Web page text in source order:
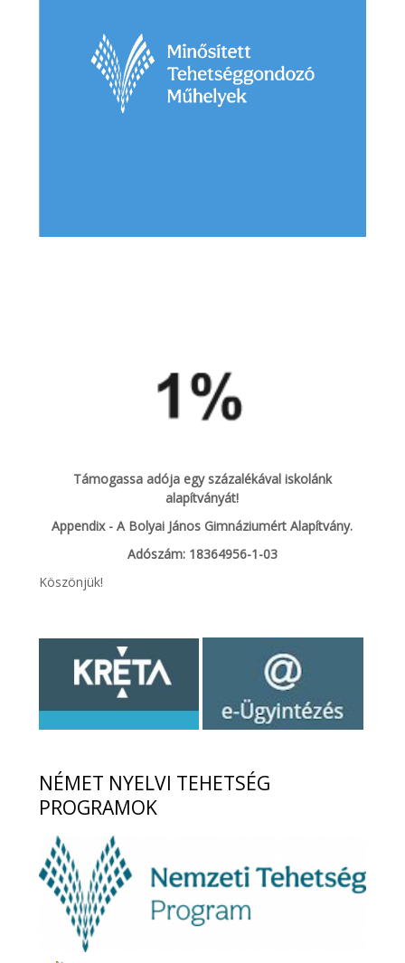
Támogassa adója egy százalékával iskolánk
alapítványát!
Appendix - A Bolyai János Gimnáziumért Alapítvány.
Adószám: 18364956-1-03
Köszönjük!
NÉMET NYELVI TEHETSÉG
PROGRAMOK